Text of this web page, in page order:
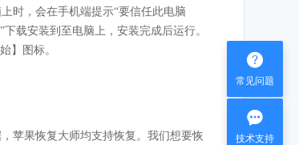
时，会在手机端提示“要信任此电脑
载安装到至电脑上，安装完成后运行。
】图标。
苹果恢复大师均支持恢复。我们想要恢

常见问题

技术支持